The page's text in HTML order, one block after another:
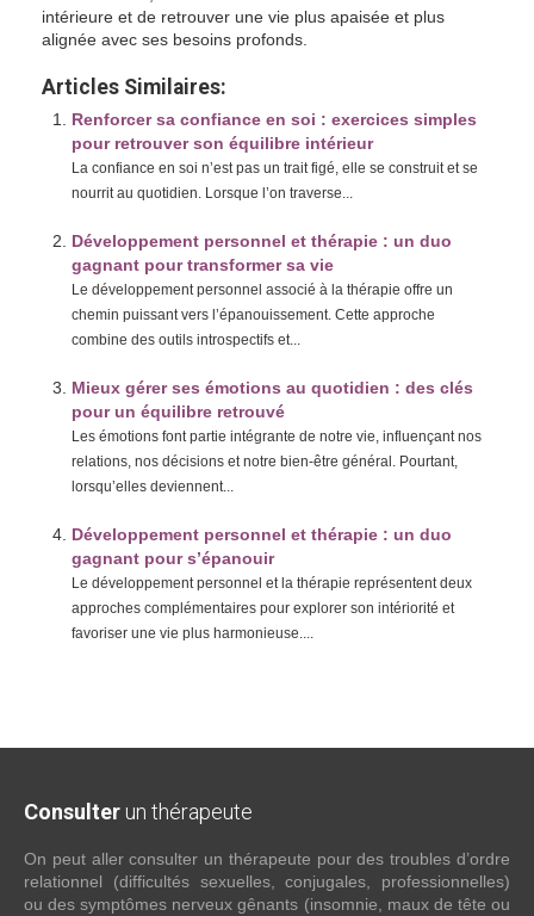
intérieure et de retrouver une vie plus apaisée et plus
alignée avec ses besoins profonds.
Articles Similaires:
Renforcer sa confiance en soi : exercices simples
pour retrouver son équilibre intérieur
La confiance en soi n’est pas un trait figé, elle se construit et se
nourrit au quotidien. Lorsque l’on traverse...
Développement personnel et thérapie : un duo
gagnant pour transformer sa vie
Le développement personnel associé à la thérapie offre un
chemin puissant vers l’épanouissement. Cette approche
combine des outils introspectifs et...
Mieux gérer ses émotions au quotidien : des clés
pour un équilibre retrouvé
Les émotions font partie intégrante de notre vie, influençant nos
relations, nos décisions et notre bien-être général. Pourtant,
lorsqu’elles deviennent...
Développement personnel et thérapie : un duo
gagnant pour s’épanouir
Le développement personnel et la thérapie représentent deux
approches complémentaires pour explorer son intériorité et
favoriser une vie plus harmonieuse....
Consulter un thérapeute
On peut aller consulter un thérapeute pour des troubles d’ordre
relationnel (difficultés sexuelles, conjugales, professionnelles)
ou des symptômes nerveux gênants (insomnie, maux de tête ou